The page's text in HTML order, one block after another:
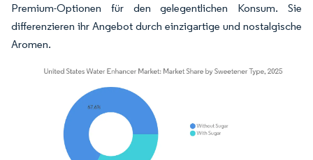
Premium-Optionen für den gelegentlichen Konsum. Sie
differenzieren ihr Angebot durch einzigartige und nostalgische
Aromen.